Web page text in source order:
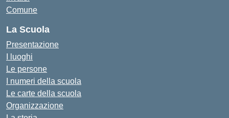
Comune
La Scuola
Presentazione
I luoghi
Le persone
I numeri della scuola
Le carte della scuola
Organizzazione